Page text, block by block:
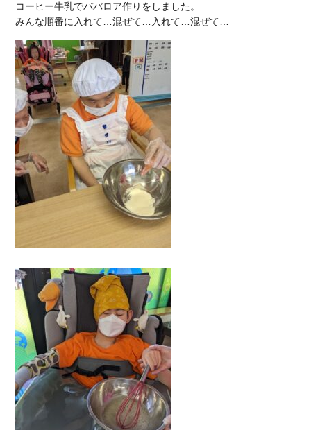
コーヒー牛乳でババロア作りをしました。
みんな順番に入れて…混ぜて…入れて…混ぜて…